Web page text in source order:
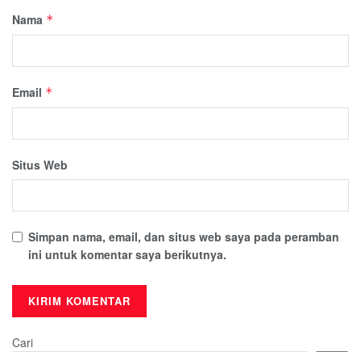
Nama *
Email *
Situs Web
Simpan nama, email, dan situs web saya pada peramban
ini untuk komentar saya berikutnya.
Cari